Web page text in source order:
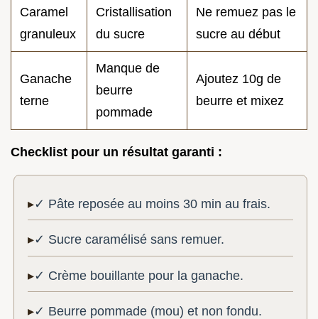
Caramel
granuleux
Cristallisation
du sucre
Ne remuez pas le
sucre au début
Ganache
terne
Manque de
beurre
pommade
Ajoutez 10g de
beurre et mixez
Checklist pour un résultat garanti :
✓ Pâte reposée au moins 30 min au frais.
✓ Sucre caramélisé sans remuer.
✓ Crème bouillante pour la ganache.
✓ Beurre pommade (mou) et non fondu.